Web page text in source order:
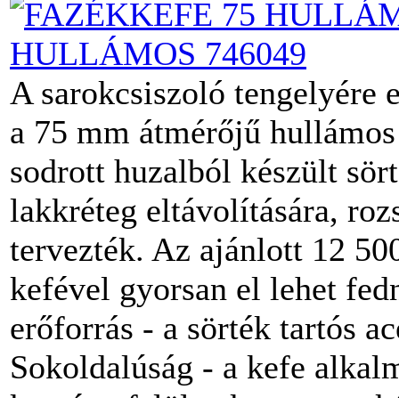
HULLÁMOS 746049
A sarokcsiszoló tengelyére
a 75 mm átmérőjű
sodrott huzalból készült
lakkréteg eltávolítására,
tervezték. Az ajánlott 12
kefével gyorsan el lehet
erőforrás - a sörték tartós
Sokoldalúság - a kefe